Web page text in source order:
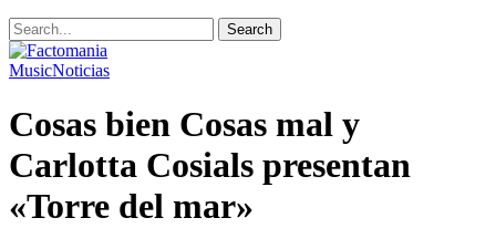
MusicNoticias
Cosas bien Cosas mal y
Carlotta Cosials presentan
«Torre del mar»